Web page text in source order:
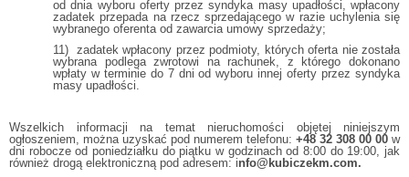
od dnia wyboru oferty przez syndyka masy upadłości, wpłacony
zadatek przepada na rzecz sprzedającego w razie uchylenia się
wybranego oferenta od zawarcia umowy sprzedaży;
11) zadatek wpłacony przez podmioty, których oferta nie została
wybrana podlega zwrotowi na rachunek, z którego dokonano
wpłaty w terminie do 7 dni od wyboru innej oferty przez syndyka
masy upadłości.
Wszelkich informacji na temat nieruchomości objętej niniejszym
ogłoszeniem, można uzyskać pod numerem telefonu: +48 32 308 00 00 w
dni robocze od poniedziałku do piątku w godzinach od 8:00 do 19:00, jak
również drogą elektroniczną pod adresem: info@kubiczekm.com.